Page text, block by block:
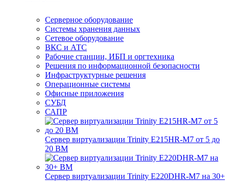
Серверное оборудование
Системы хранения данных
Сетевое оборудование
ВКС и АТС
Рабочие станции, ИБП и оргтехника
Решения по информационной безопасности
Инфраструктурные решения
Операционные системы
Офисные приложения
СУБД
САПР
Сервер виртуализации Trinity E215HR-M7 от 5 до
20 ВМ
Сервер виртуализации Trinity E220DHR-M7 на 30+